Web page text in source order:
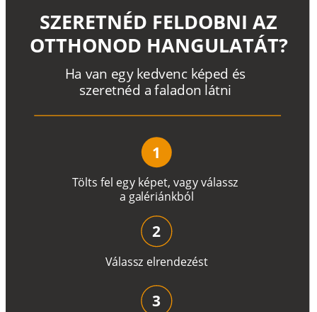
Tölts fel egy képet, vagyválassz
a galériánkból
Ha van egy kedvenc képed és
szeretnéd a faladon látni
SZERETNÉD FELDOBNI AZ
OTTHONOD HANGULATÁT?
1
Válassz elrendezést
2
3